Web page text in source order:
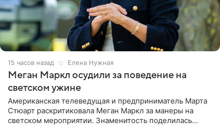
15 часов назад Елена Нужная
Меган Маркл осудили за поведение на
светском ужине
Американская телеведущая и предприниматель Марта
Стюарт раскритиковала Меган Маркл за манеры на
светском мероприятии. Знаменитость поделилась